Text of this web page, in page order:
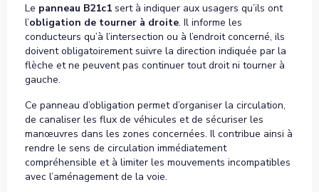
Le panneau B21c1 sert à indiquer aux usagers qu’ils ont
l’obligation de tourner à droite. Il informe les
conducteurs qu’à l’intersection ou à l’endroit concerné, ils
doivent obligatoirement suivre la direction indiquée par la
flèche et ne peuvent pas continuer tout droit ni tourner à
gauche.
Ce panneau d’obligation permet d’organiser la circulation,
de canaliser les flux de véhicules et de sécuriser les
manœuvres dans les zones concernées. Il contribue ainsi à
rendre le sens de circulation immédiatement
compréhensible et à limiter les mouvements incompatibles
avec l’aménagement de la voie.